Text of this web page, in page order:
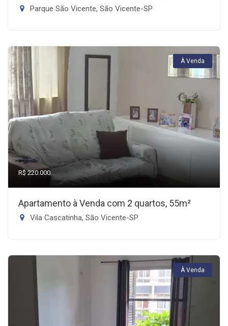
Parque São Vicente, São Vicente-SP
À Venda
R$ 220.000
Apartamento à Venda com 2 quartos, 55m²
Vila Cascatinha, São Vicente-SP
À Venda